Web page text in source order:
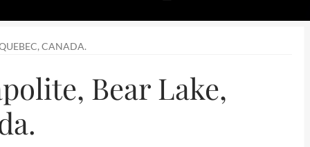
CANADA.
Bear Lake,